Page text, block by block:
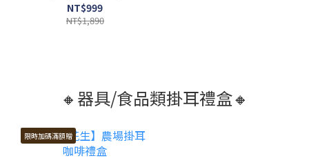
NT$999
NT$1,890
🔸器具/食品類掛耳禮盒🔸
限時加碼滿額贈